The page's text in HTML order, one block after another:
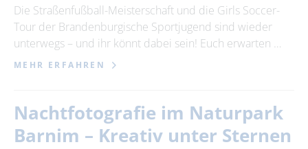
Die Straßenfußball-Meisterschaft und die Girls Soccer-
Tour der Brandenburgische Sportjugend sind wieder
unterwegs – und ihr könnt dabei sein! Euch erwarten …
MEHR ERFAHREN
Nachtfotografie im Naturpark
Barnim – Kreativ unter Sternen